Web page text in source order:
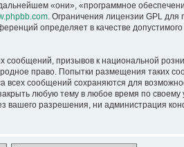
«они», «программное
. Ограничения лицензии GPL для
определяет в качестве
призывов к национальной
право. Попытки размещения таких
сообщений сохраняются для
любую тему в любое время по
разрешения, ни администрация